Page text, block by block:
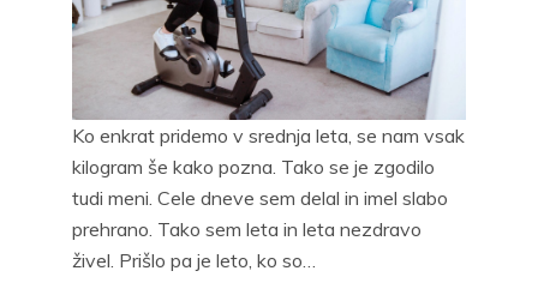
Ko enkrat pridemo v srednja leta, se nam vsak
kilogram še kako pozna. Tako se je zgodilo
tudi meni. Cele dneve sem delal in imel slabo
prehrano. Tako sem leta in leta nezdravo
živel. Prišlo pa je leto, ko so…